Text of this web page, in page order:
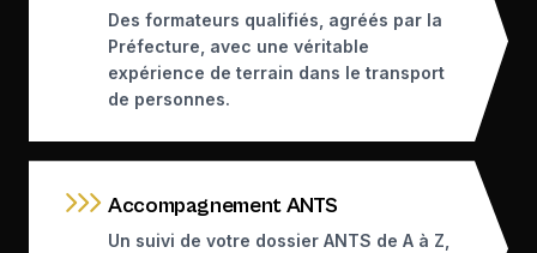
Des formateurs qualifiés, agréés par la
Préfecture, avec une véritable
expérience de terrain dans le transport
de personnes.
Accompagnement ANTS
Un suivi de votre dossier ANTS de A à Z,